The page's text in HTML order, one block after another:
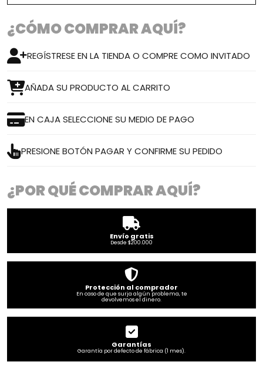
¿CÓMO COMPRAR AQUÍ?
REGÍSTRESE EN LA TIENDA O COMPRE COMO INVITADO
AÑADA SU PRODUCTO AL CARRITO
EN CAJA SELECCIONE SU MEDIO DE PAGO
PRESIONE BOTÓN PAGAR Y CONFIRME SU PEDIDO
¿POR QUÉ COMPRAR AQUÍ?
Envío gratis
Desde $200.000
Protección al comprador
En caso de que surja algún problema, te
devolvemos el dinero.
Garantías
Garantía por defecto de fábrica (1 mes).